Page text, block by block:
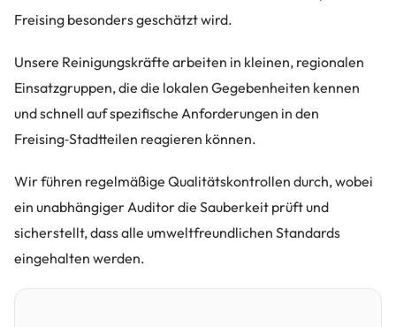
Freising besonders geschätzt wird.
Unsere Reinigungskräfte arbeiten in kleinen, regionalen
Einsatzgruppen, die die lokalen Gegebenheiten kennen
und schnell auf spezifische Anforderungen in den
Freising‑Stadtteilen reagieren können.
Wir führen regelmäßige Qualitätskontrollen durch, wobei
ein unabhängiger Auditor die Sauberkeit prüft und
sicherstellt, dass alle umweltfreundlichen Standards
eingehalten werden.